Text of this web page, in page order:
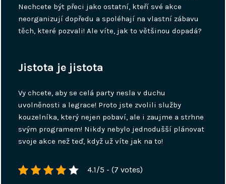
Nechcete být přeci jako ostatní, kteří své akce
neorganizují dopředu a spoléhají na vlastní zábavu
těch, které pozvali! Ale víte, jak to většinou dopadá?
Jistota je jistota
Vy chcete, aby se celá party nesla v duchu
uvolněnosti a legrace! Proto jste zvolili služby
kouzelníka, který nejen pobaví, ale i zaujme a strhne
svým programem! Nikdy nebylo jednodušší plánovat
svoje akce než teď, když už víte jak na to!
4.1/5 - (7 votes)